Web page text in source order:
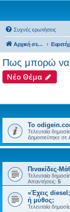
Συχνές ερωτήσεις
Αρχική σελίδα
Πως μπορώ
Νέο Θέμα
Το
Τελευταία
Δημοσιεύτηκε σε
Πινακίδες-
Τελευταία
Απαντήσεις: 5
«Έχεις
ή μύθος;
Τελευταία